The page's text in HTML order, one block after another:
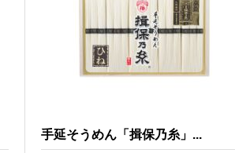
手延そうめん「揖保乃糸」...